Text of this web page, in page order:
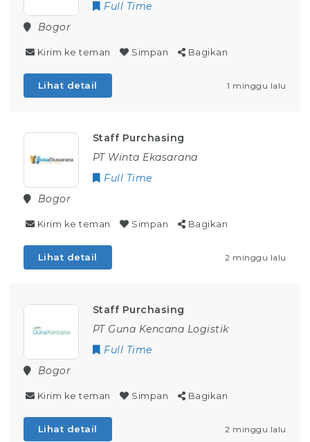
Full Time
Bogor
Kirim ke teman Simpan Bagikan
Lihat detail 1 minggu lalu
Staff Purchasing
PT Winta Ekasarana
Full Time
Bogor
Kirim ke teman Simpan Bagikan
Lihat detail 2 minggu lalu
Staff Purchasing
PT Guna Kencana Logistik
Full Time
Bogor
Kirim ke teman Simpan Bagikan
Lihat detail 2 minggu lalu